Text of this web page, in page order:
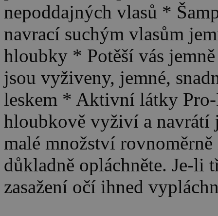
nepoddajných vlasů *
navrací suchým vlasům
hloubky * Potěší vás
jsou vyživeny, jemné,
leskem * Aktivní látky
hloubkově vyživí a navrátí
malé množství
důkladně opláchněte. Je-li
zasažení očí ihned